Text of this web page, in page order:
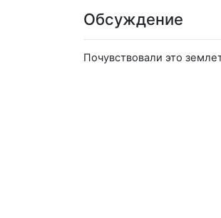
Обсуждение
Почувствовали это